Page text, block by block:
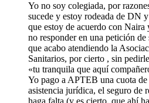
Yo no soy colegiada, por
sucede y estoy rodeada de DN
que estoy de acuerdo con
no responder en una petición
que acabo atendiendo la
Sanitarios, por cierto , sin
«tu tranquila que aquí
Yo pago a APTEB una cuota
asistencia jurídica, el seguro de
haga falta (y es cierto, que ahí